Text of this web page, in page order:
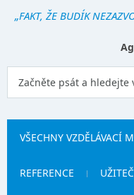
„FAKT, ŽE BUDÍK
VŠECHNY VZDĚLÁVACÍ
REFERENCE